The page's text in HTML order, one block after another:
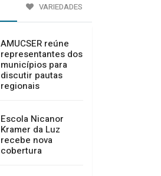
Choperia Horizonte
VARIEDADES
AMUCSER reúne
representantes dos
municípios para
discutir pautas
regionais
Escola Nicanor
Kramer da Luz
recebe nova
cobertura